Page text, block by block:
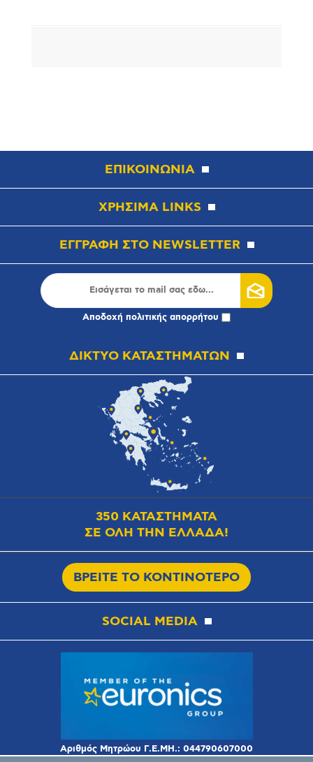
ΕΠΙΚΟΙΝΩΝΙΑ
ΧΡΗΣΙΜΑ LINKS
ΕΓΓΡΑΦΗ ΣΤΟ NEWSLETTER
Αποδοχή πολιτικής απορρήτου
ΔΙΚΤΥΟ ΚΑΤΑΣΤΗΜΑΤΩΝ
350 ΚΑΤΑΣΤΗΜΑΤΑ
ΣΕ ΟΛΗ ΤΗΝ ΕΛΛΑΔΑ!
ΒΡΕΙΤΕ ΤΟ ΚΟΝΤΙΝΟΤΕΡΟ
SOCIAL MEDIA